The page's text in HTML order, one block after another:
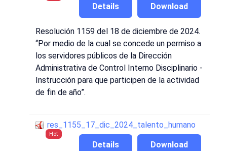
Download
Details
Resolución 1159 del 18 de diciembre de 2024.
“Por medio de la cual se concede un permiso a
los servidores públicos de la Dirección
Administrativa de Control Interno Disciplinario -
Instrucción para que participen de la actividad
de fin de año”.
res_1155_17_dic_2024_talento_humano
Hot
Download
Details